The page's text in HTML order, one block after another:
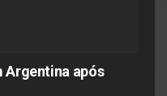
Argentina após